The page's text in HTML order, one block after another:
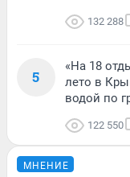
132 288
5
«На 18
лето в
водой по
122 550
МНЕНИЕ